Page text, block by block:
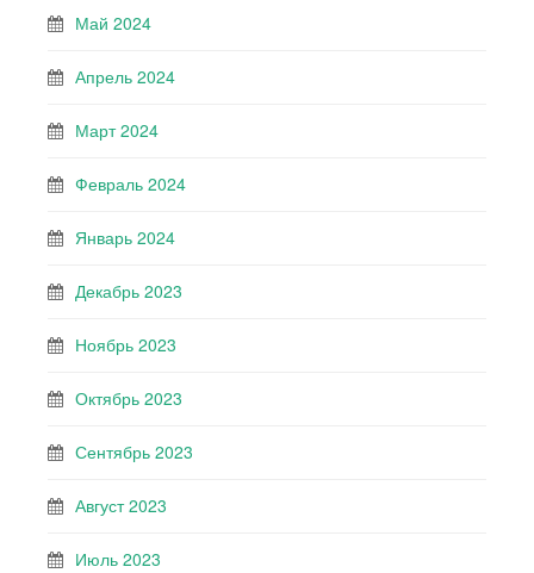
Май 2024
Апрель 2024
Март 2024
Февраль 2024
Январь 2024
Декабрь 2023
Ноябрь 2023
Октябрь 2023
Сентябрь 2023
Август 2023
Июль 2023